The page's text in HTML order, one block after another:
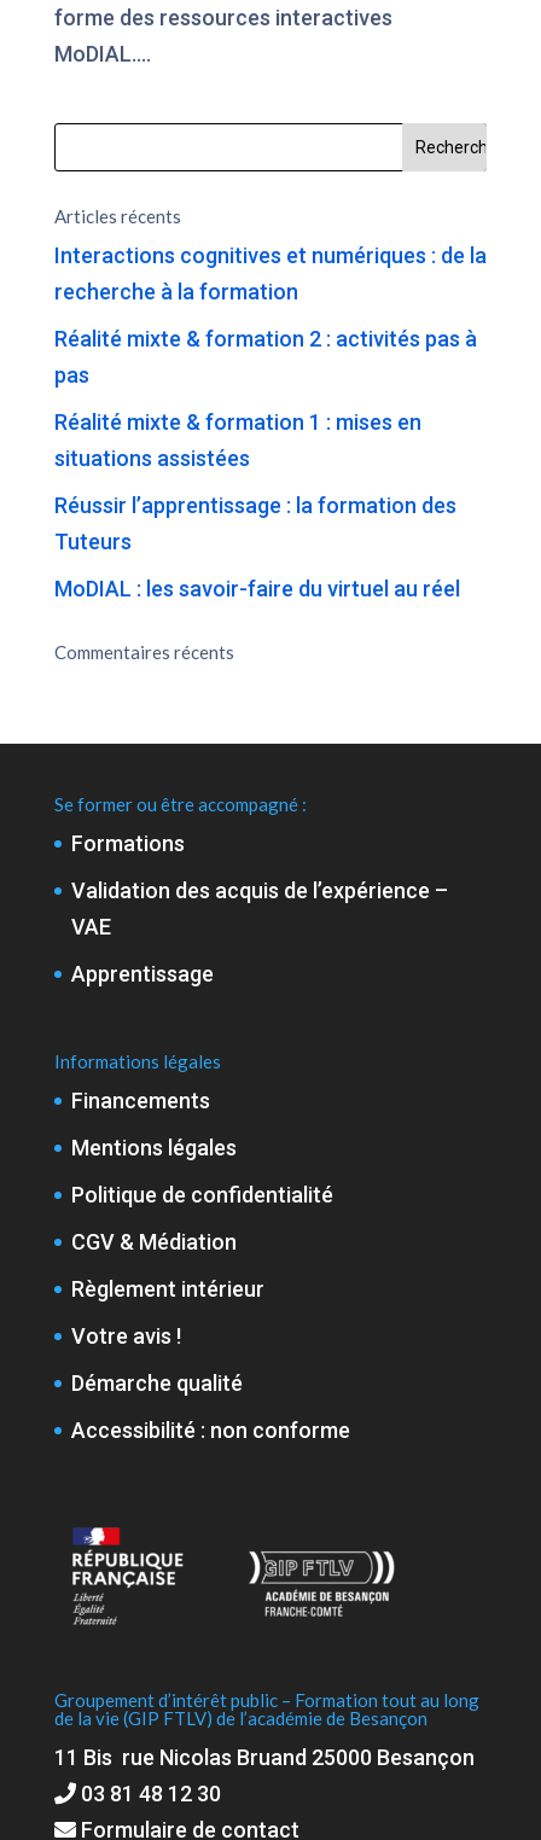
forme des ressources interactives
MoDIAL....
Articles récents
Interactions cognitives et numériques : de la
recherche à la formation
Réalité mixte & formation 2 : activités pas à
pas
Réalité mixte & formation 1 : mises en
situations assistées
Réussir l’apprentissage : la formation des
Tuteurs
MoDIAL : les savoir-faire du virtuel au réel
Commentaires récents
Se former ou être accompagné :
Formations
Validation des acquis de l’expérience –
VAE
Apprentissage
Informations légales
Financements
Mentions légales
Politique de confidentialité
CGV & Médiation
Règlement intérieur
Votre avis !
Démarche qualité
Accessibilité : non conforme
Groupement d’intérêt public – Formation tout au long
de la vie (GIP FTLV) de l’académie de Besançon
11 Bis rue Nicolas Bruand 25000 Besançon
03 81 48 12 30
Formulaire de contact